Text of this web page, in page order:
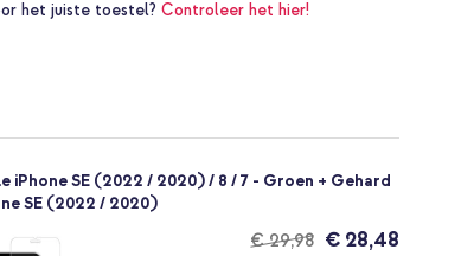
het juiste toestel?Controleer het hier!
iPhone SE (2022 / 2020) / 8 / 7 - Groen + Gehard
SE (2022 / 2020)
€ 29,98 € 28,48